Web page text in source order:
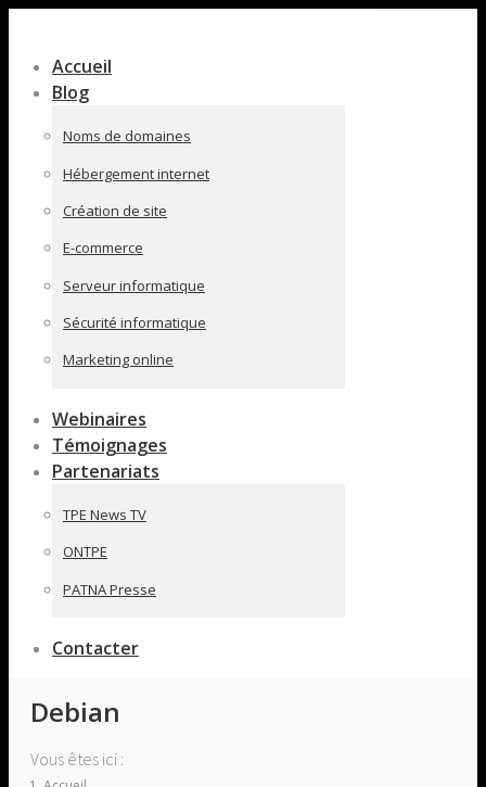
pleine
largeur
Accueil
Blog
Noms de domaines
Hébergement internet
Création de site
E-commerce
Serveur informatique
Sécurité informatique
Marketing online
Webinaires
Témoignages
Partenariats
TPE News TV
ONTPE
PATNA Presse
Contacter
Debian
Vous êtes ici :